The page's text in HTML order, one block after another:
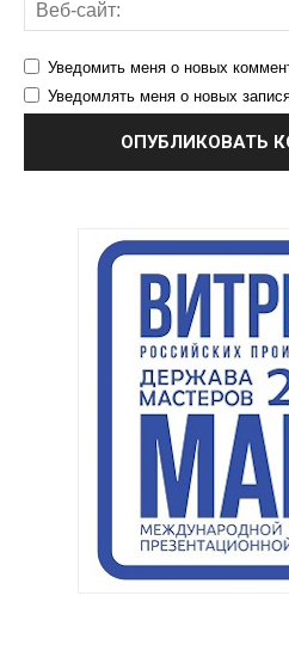
Уведомить меня о новых
Уведомлять меня о новых